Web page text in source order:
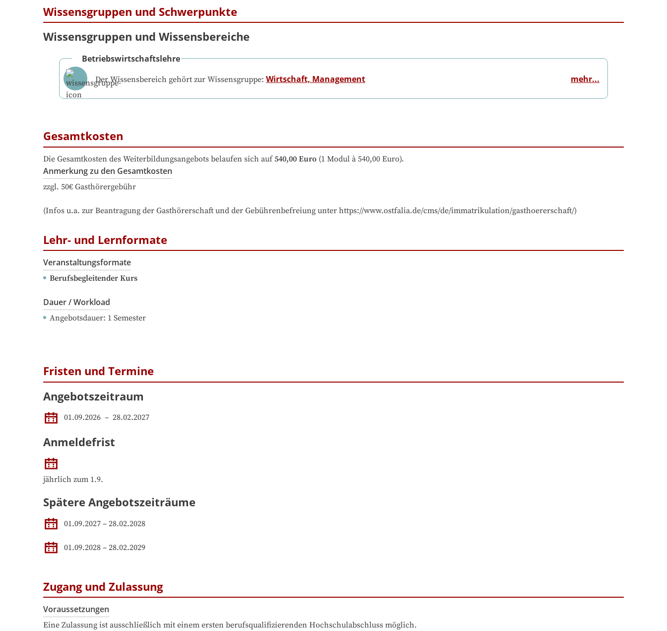
Wissensgruppen und Schwerpunkte
Wissensgruppen und Wissensbereiche
Betriebswirtschaftslehre
Der Wissensbereich gehört zur Wissensgruppe: Wirtschaft, Management mehr...
Gesamtkosten
Die Gesamtkosten des Weiterbildungsangebots belaufen sich auf 540,00 Euro (1 Modul à 540,00 Euro).
Anmerkung zu den Gesamtkosten
zzgl. 50€ Gasthörergebühr
(Infos u.a. zur Beantragung der Gasthörerschaft und der Gebührenbefreiung unter https://www.ostfalia.de/cms/de/immatrikulation/gasthoererschaft/)
Lehr- und Lernformate
Veranstaltungsformate
Berufsbegleitender Kurs
Dauer / Workload
Angebotsdauer: 1 Semester
Fristen und Termine
Angebotszeitraum
01.09.2026 – 28.02.2027
Anmeldefrist
jährlich zum 1.9.
Spätere Angebotszeiträume
01.09.2027 – 28.02.2028
01.09.2028 – 28.02.2029
Zugang und Zulassung
Voraussetzungen
Eine Zulassung ist ausschließlich mit einem ersten berufsqualifizierenden Hochschulabschluss möglich.